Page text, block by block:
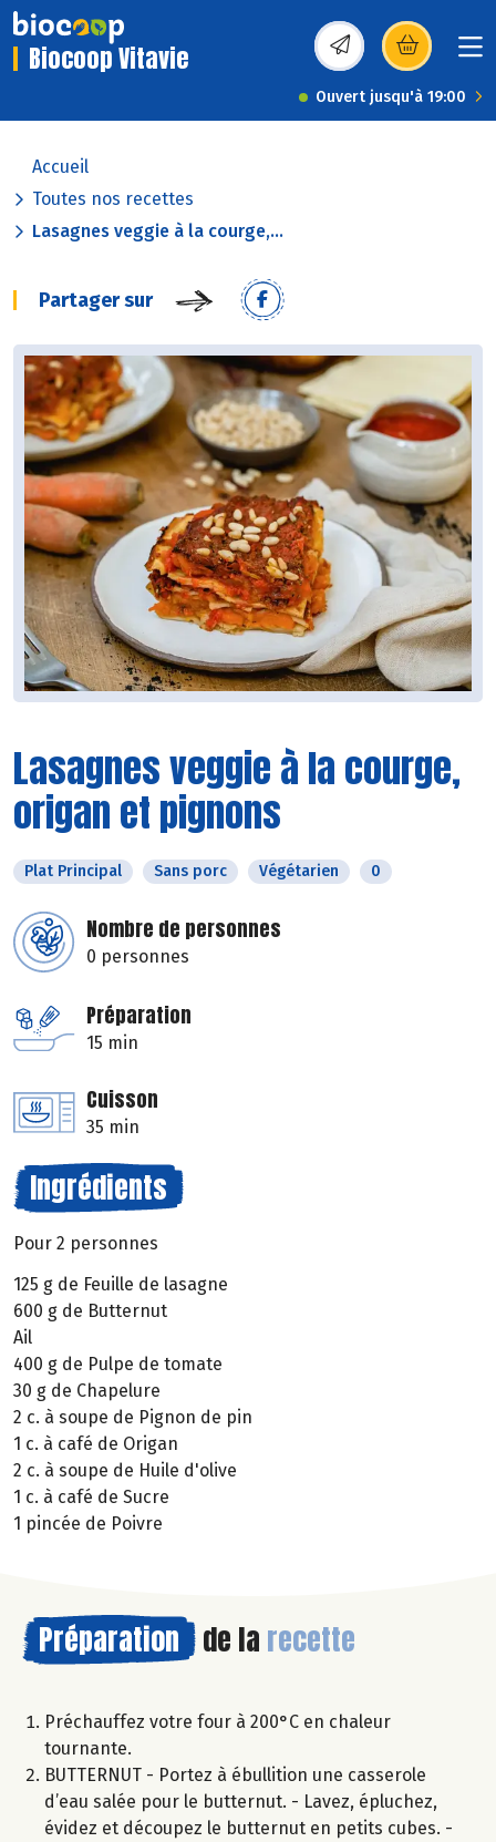
Biocoop Vitavie (s’ouvre dans une
Ouvert jusqu'à 19:00
Accueil
Toutes nos recettes
Lasagnes veggie à la courge,...
Partager sur
Lasagnes veggie à la courge,
origan et pignons
Plat Principal Sans porc Végétarien 0
Nombre de personnes
0 personnes
Préparation
15 min
Cuisson
35 min
Ingrédients
Pour 2 personnes
125 g de Feuille de lasagne
600 g de Butternut
Ail
400 g de Pulpe de tomate
30 g de Chapelure
2 c. à soupe de Pignon de pin
1 c. à café de Origan
2 c. à soupe de Huile d'olive
1 c. à café de Sucre
1 pincée de Poivre
Préparation de la recette
Préchauffez votre four à 200°C en chaleur
tournante.
BUTTERNUT - Portez à ébullition une casserole
d’eau salée pour le butternut. - Lavez, épluchez,
évidez et découpez le butternut en petits cubes. -